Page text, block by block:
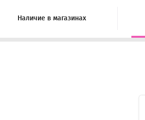
Наличие в магазинах